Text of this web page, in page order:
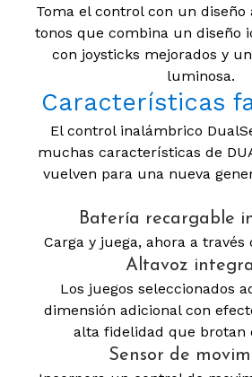
Toma el control con un diseño
tonos que combina un diseño
con joysticks mejorados y
luminosa.
Características
El control inalámbrico
muchas características de
vuelven para una nueva
Batería recargable
Carga y juega, ahora a través
Altavoz
Los juegos seleccionados
dimensión adicional con
alta fidelidad que brotan
Sensor de